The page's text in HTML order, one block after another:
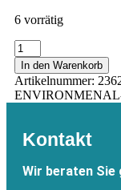
6 vorrätig
In den Warenkorb
Artikelnummer:
Kontakt
Wir beraten Sie